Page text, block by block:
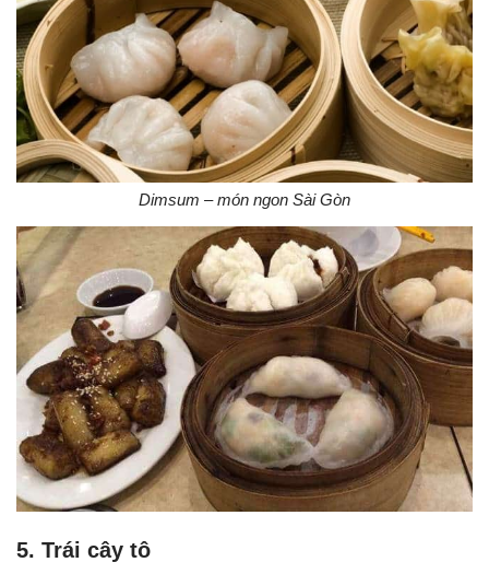
Dimsum – món ngon Sài Gòn
5. Trái cây tô